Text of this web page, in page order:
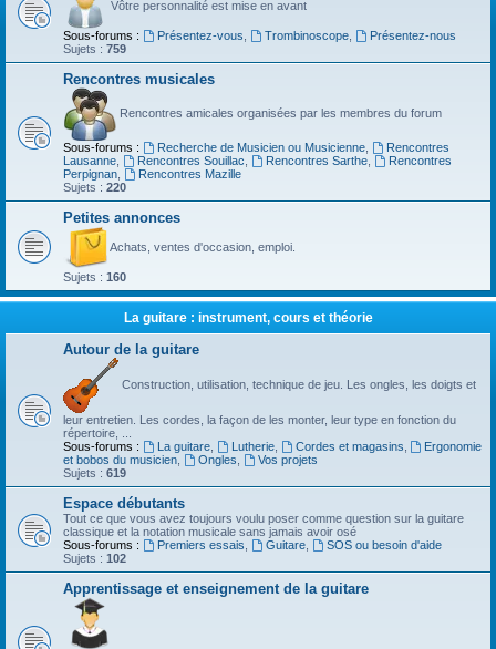
Vôtre personnalité est mise en avant
Sous-forums : Présentez-vous Trombinoscope,
Présentez-nous
Sujets : 759
Rencontres musicales
Rencontres amicales organisées par les membres du forum
Sous-forums : Recherche de Musicien ou Musicienne,
Rencontres
Lausanne
Rencontres Souillac Rencontres Sarthe,
Rencontres
Perpignan
Rencontres Mazille
Sujets : 220
Petites annonces
Achats, ventes d'occasion, emploi.
Sujets : 160
La guitare : instrument, cours et théorie
Autour de la guitare
Construction, utilisation, technique de jeu. Les ongles, les doigts et
leur entretien. Les cordes, la façon de les monter, leur type en fonction du
répertoire, ...
Sous-forums :
La guitare, Lutherie, Cordes et magasins
Ergonomie
et bobos du musicien
Ongles
Vos projets
Sujets : 619
Espace débutants
Tout ce que vous avez toujours voulu poser comme question sur la guitare
classique et la notation musicale sans jamais avoir osé
Sous-forums :
Premiers essais Guitare,
SOS ou besoin d'aide
Sujets : 102
Apprentissage et enseignement de la guitare